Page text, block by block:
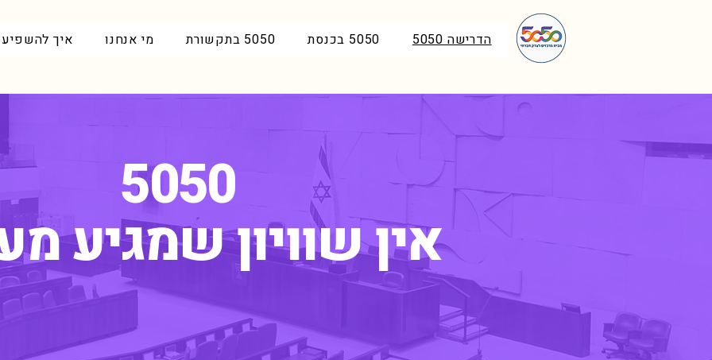
הדרישה 5050 5050 בכנסת 5050 בתקשורת מי אנחנו איך להשפיע
5050
אין שוויון שמגיע
הדרישה:
50% נשים 50% גברים בכל מוקדי קבלת החלטות